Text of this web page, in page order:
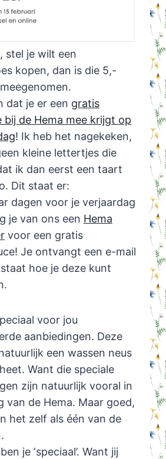
stel je wilt een
kopen, dan is die 5,-
dat je er een gratis
bij de Hema mee krijgt op
! Ik heb het nagekeken,
kleine lettertjes die
ik dan eerst een taart
Dit staat er:
dagen voor je verjaardag
je van ons een Hema
voor een gratis
Je ontvangt een e-mail
hoe je deze kunt
voor jou
aanbiedingen. Deze
een wassen neus
Want die speciale
zijn natuurlijk vooral in
van de Hema. Maar goed,
het zelf als één van de
je ‘speciaal’. Want jij